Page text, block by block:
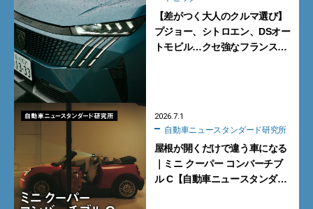
【差がつく大人のクルマ選び】
プジョー、シトロエン、DSオー
トモビル…クセ強なフランス車
2026.7.1
自動車ニュースタンダード研究所
屋根が開くだけで違う車になる
｜ミニ クーパー コンバーチブ
ル C【自動車ニュースタンダー